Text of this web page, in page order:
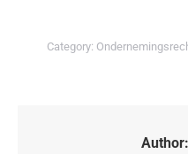
Category:
Author: